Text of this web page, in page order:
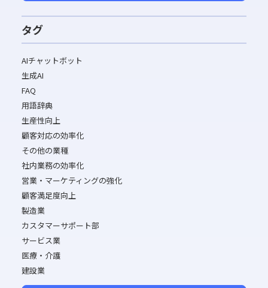
タグ
AIチャットボット
生成AI
FAQ
用語辞典
生産性向上
顧客対応の効率化
その他の業種
社内業務の効率化
営業・マーケティングの強化
顧客満足度向上
製造業
カスタマーサポート部
サービス業
医療・介護
建設業